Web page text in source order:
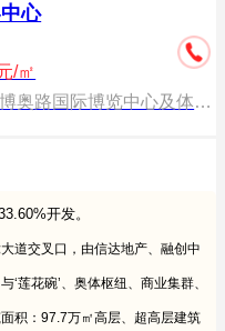
心
/㎡
博奥路国际博览中心及体育游泳馆之间
开发。
道交叉口，由信达地产、融创中
莲花碗’、奥体枢纽、商业集群、
积：97.7万㎡高层、超高层建筑